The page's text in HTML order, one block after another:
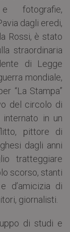
fotografie,
dagli eredi,
Rossi, è stato
straordinaria
di Legge
mondiale,
“La Stampa”
del circolo di
in un
pittore di
dagli anni
tratteggiare
scorso, stanti
d’amicizia di
giornalisti.
di studi e